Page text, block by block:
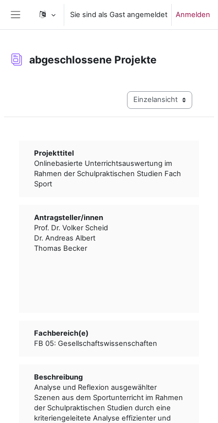
Website-Übersicht
Sie sind als Gast angemeldet Anmelden
abgeschlossene Projekte
Modus Tertiärnavigation
Projekttitel
Onlinebasierte Unterrichtsauswertung im
Rahmen der Schulpraktischen Studien Fach
Sport
Antragsteller/­­innen
Prof. Dr. Volker Scheid
Dr. Andreas Albert
Thomas Becker
Fachbereich(e)
FB 05: Gesellschaftswissenschaften
Beschreibung
Analyse und Reflexion ausgewählter
Szenen aus dem Sportunterricht im Rahmen
der Schulpraktischen Studien durch eine
kriteriengeleitete Analyse effizienter und